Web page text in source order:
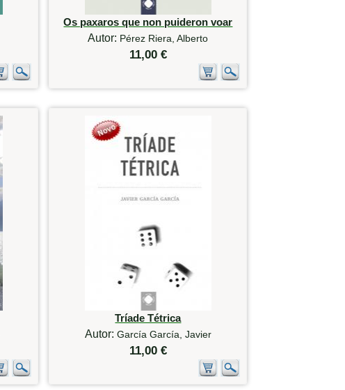
Os paxaros que non puideron voar
Autor: Pérez Riera, Alberto
11,00 €
Tríade Tétrica
Autor: García García, Javier
11,00 €